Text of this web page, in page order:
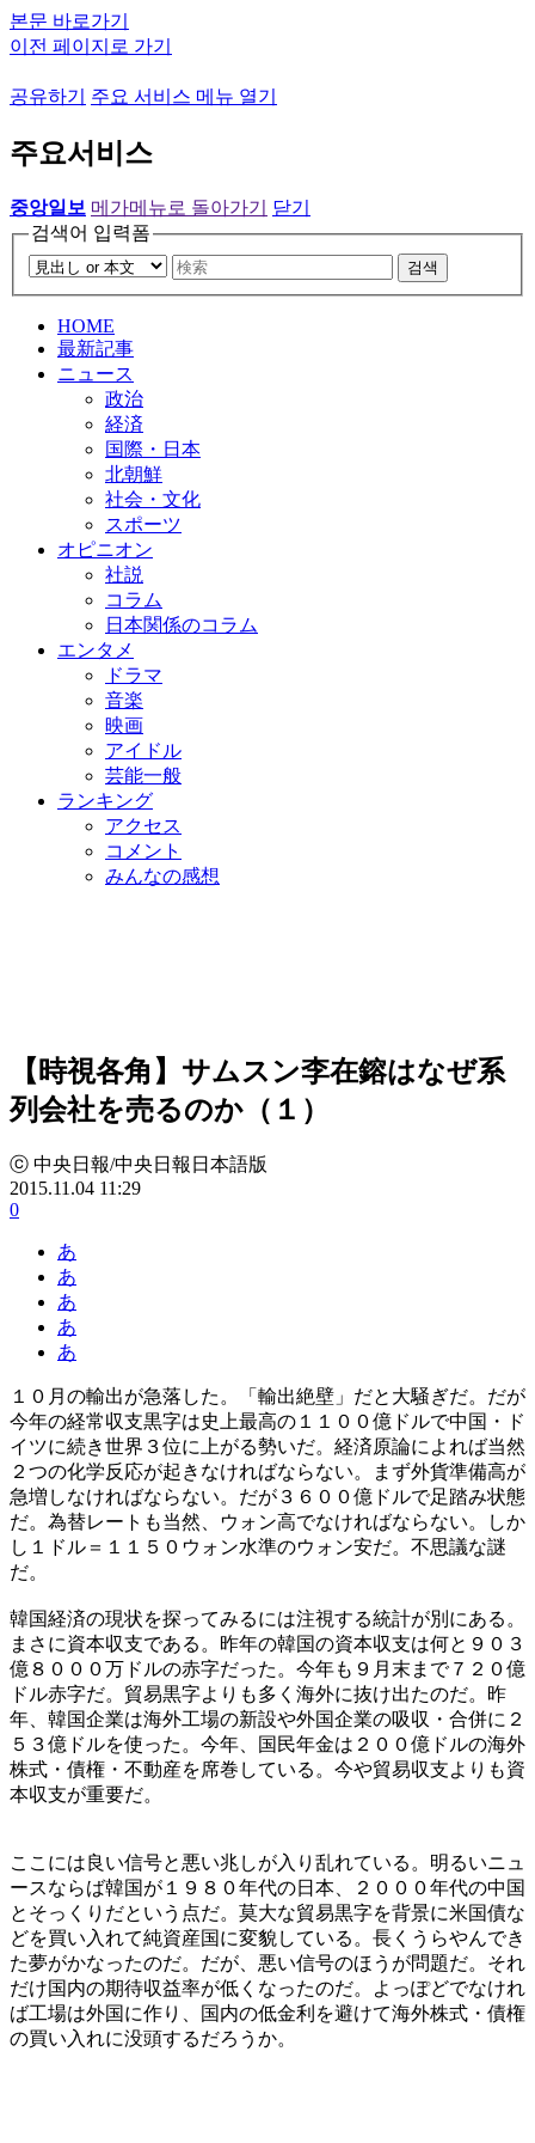
본문 바로가기
이전 페이지로 가기
공유하기 주요 서비스 메뉴 열기
주요서비스
중앙일보 메가메뉴로 돌아가기
닫기
검색어 입력폼
검색
HOME
最新記事
ニュース
政治
経済
国際・日本
北朝鮮
社会・文化
スポーツ
オピニオン
社説
コラム
日本関係のコラム
エンタメ
ドラマ
音楽
映画
アイドル
芸能一般
ランキング
アクセス
コメント
みんなの感想
【時視各角】サムスン李在鎔はなぜ系
列会社を売るのか（１）
ⓒ 中央日報/中央日報日本語版
2015.11.04 11:29
0
あ
あ
あ
あ
あ
１０月の輸出が急落した。「輸出絶壁」だと大騒ぎだ。だが
今年の経常収支黒字は史上最高の１１００億ドルで中国・ド
イツに続き世界３位に上がる勢いだ。経済原論によれば当然
２つの化学反応が起きなければならない。まず外貨準備高が
急増しなければならない。だが３６００億ドルで足踏み状態
だ。為替レートも当然、ウォン高でなければならない。しか
し１ドル＝１１５０ウォン水準のウォン安だ。不思議な謎
だ。
韓国経済の現状を探ってみるには注視する統計が別にある。
まさに資本収支である。昨年の韓国の資本収支は何と９０３
億８０００万ドルの赤字だった。今年も９月末まで７２０億
ドル赤字だ。貿易黒字よりも多く海外に抜け出たのだ。昨
年、韓国企業は海外工場の新設や外国企業の吸収・合併に２
５３億ドルを使った。今年、国民年金は２００億ドルの海外
株式・債権・不動産を席巻している。今や貿易収支よりも資
本収支が重要だ。
ここには良い信号と悪い兆しが入り乱れている。明るいニュ
ースならば韓国が１９８０年代の日本、２０００年代の中国
とそっくりだという点だ。莫大な貿易黒字を背景に米国債な
どを買い入れて純資産国に変貌している。長くうらやんでき
た夢がかなったのだ。だが、悪い信号のほうが問題だ。それ
だけ国内の期待収益率が低くなったのだ。よっぽどでなけれ
ば工場は外国に作り、国内の低金利を避けて海外株式・債権
の買い入れに没頭するだろうか。